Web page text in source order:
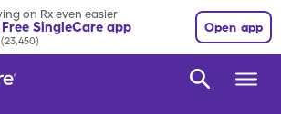
on Rx even easier
SingleCare app
(23,450)
Open app